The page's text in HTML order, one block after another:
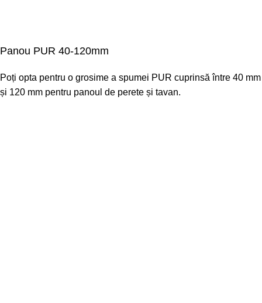
Panou PUR 40-120mm
Poți opta pentru o grosime a spumei PUR cuprinsă între 40 mm
și 120 mm pentru panoul de perete și tavan.